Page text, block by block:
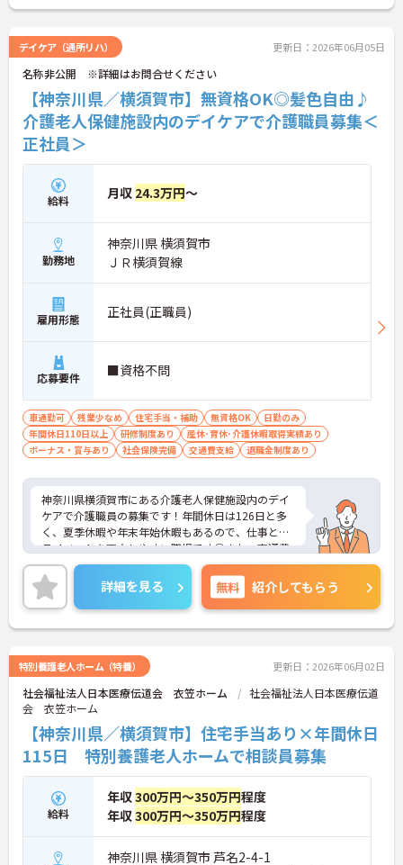
デイケア（通所リハ） 更新日：2026年06月05日
名称非公開 ※詳細はお問合せください
【神奈川県／横須賀市】無資格OK◎髪色自由♪
介護老人保健施設内のデイケアで介護職員募集＜
正社員＞
給料 月収 24.3万円～
勤務地
神奈川県 横須賀市
ＪＲ横須賀線
雇用形態 正社員(正職員)
応募要件 ■資格不問
車通勤可 残業少なめ 住宅手当・補助 無資格OK
日勤のみ
年間休日110日以上
研修制度あり
産休･育休･介護休暇取得実績あり
ボーナス・賞与あり
社会保険完備 交通費支給 退職金制度あり
神奈川県横須賀市にある介護老人保健施設内のデイ
ケアで介護職員の募集です！年間休日は126日と多
く、夏季休暇や年末年始休暇もあるので、仕事とプ
ライベートを両立しやすい職場です◎また、交通費
支給はもちろん、住宅手当をはじめとした各種手当
に加え、昇給や3ヵ月分の賞与実績ありで待遇面も
ばっちり！退職金制度もあるので、安心して長く働
きやすい環境が整っています♪ご興味のある方は面
接ポイントをお伝えしますので、お気軽にご連絡く
詳細を見る 無料 紹介してもらう
特別養護老人ホーム（特養） 更新日：2026年06月02日
社会福祉法人日本医療伝道会 衣笠ホーム
社会福祉法人日本医療伝道
会 衣笠ホーム
【神奈川県／横須賀市】住宅手当あり×年間休日
115日 特別養護老人ホームで相談員募集
給料
年収300万円～350万円程度
年収300万円～350万円程度
神奈川県 横須賀市 芦名2-4-1